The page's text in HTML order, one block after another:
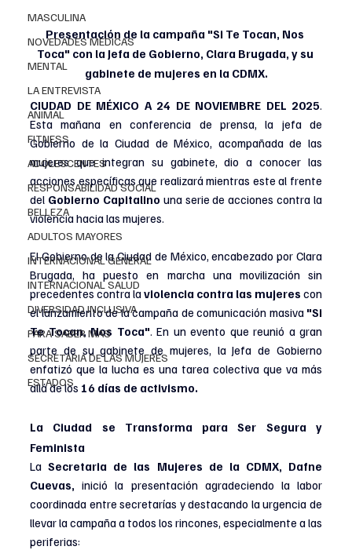
MASCULINA
NOVEDADES MEDICAS
MENTAL
LA ENTREVISTA
ANIMAL
FITNESS
ADOLESCENTES
RESPONSABILIDAD SOCIAL
BELLEZA
ADULTOS MAYORES
INTERNACIONAL GENERAL
INTERNACIONAL SALUD
DIVERSIDAD INCLUSIVA
PARA SABER MAS
SECRETARIA DE LAS MUJERES
ESTADOS
Presentación de la campaña "Si Te Tocan, Nos
Toca" con la Jefa de Gobierno, Clara Brugada, y su
gabinete de mujeres en la CDMX.
CIUDAD DE MÉXICO A 24 DE NOVIEMBRE DEL 2025.
Esta mañana en conferencia de prensa, la jefa de
Gobierno de la Ciudad de México, acompañada de las
mujeres que integran su gabinete, dio a conocer las
acciones específicas que realizará mientras este al frente
del Gobierno Capitalino una serie de acciones contra la
violencia hacia las mujeres.
El Gobierno de la Ciudad de México, encabezado por Clara
Brugada, ha puesto en marcha una movilización sin
precedentes contra la violencia contra las mujeres con
el lanzamiento de la campaña de comunicación masiva "Si
Te Tocan, Nos Toca". En un evento que reunió a gran
parte de su gabinete de mujeres, la Jefa de Gobierno
enfatizó que la lucha es una tarea colectiva que va más
allá de los 16 días de activismo.
La Ciudad se Transforma para Ser Segura y
Feminista
La Secretaria de las Mujeres de la CDMX, Dafne
Cuevas, inició la presentación agradeciendo la labor
coordinada entre secretarías y destacando la urgencia de
llevar la campaña a todos los rincones, especialmente a las
periferias: